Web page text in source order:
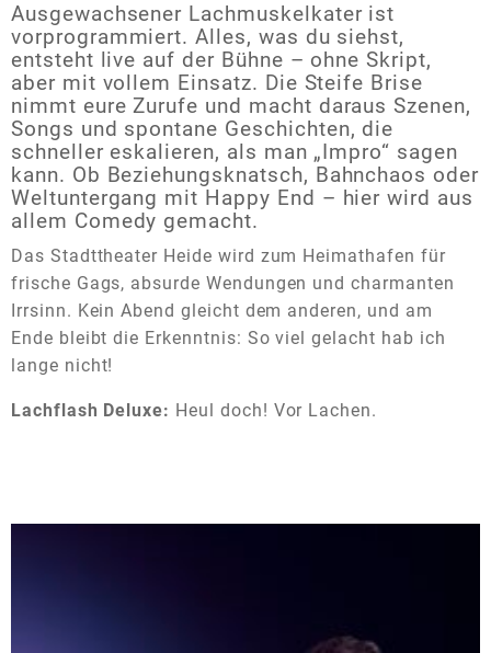
Ausgewachsener Lachmuskelkater ist
vorprogrammiert. Alles, was du siehst,
entsteht live auf der Bühne – ohne Skript,
aber mit vollem Einsatz. Die Steife Brise
nimmt eure Zurufe und macht daraus Szenen,
Songs und spontane Geschichten, die
schneller eskalieren, als man „Impro“ sagen
kann. Ob Beziehungsknatsch, Bahnchaos oder
Weltuntergang mit Happy End – hier wird aus
allem Comedy gemacht.
Das Stadttheater Heide wird zum Heimathafen für
frische Gags, absurde Wendungen und charmanten
Irrsinn. Kein Abend gleicht dem anderen, und am
Ende bleibt die Erkenntnis: So viel gelacht hab ich
lange nicht!
Lachflash Deluxe: Heul doch! Vor Lachen.